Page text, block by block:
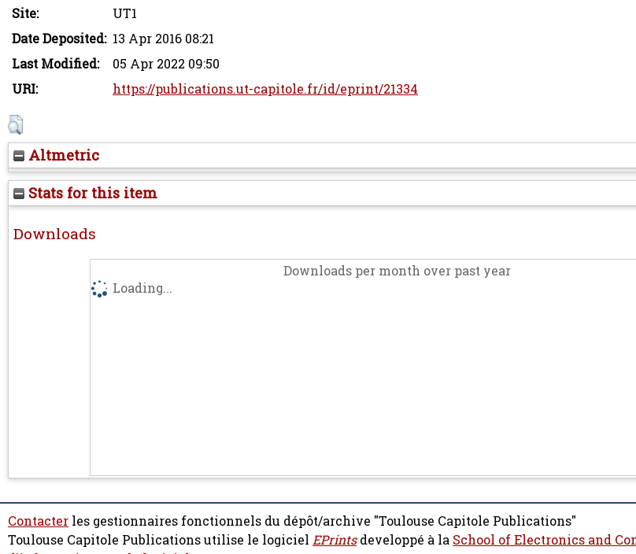
Site:
UT1
Date Deposited: 13 Apr 2016 08:21
Last Modified:
05 Apr 2022 09:50
URI:
https://publications.ut-capitole.fr/id/eprint/21334
Altmetric
Stats for this item
Downloads
Downloads per month over past year
Loading...
Contacter les gestionnaires fonctionnels du dépôt/archive "Toulouse Capitole Publications"
Toulouse Capitole Publications utilise le logiciel EPrintsdeveloppé à la School of Electronics and